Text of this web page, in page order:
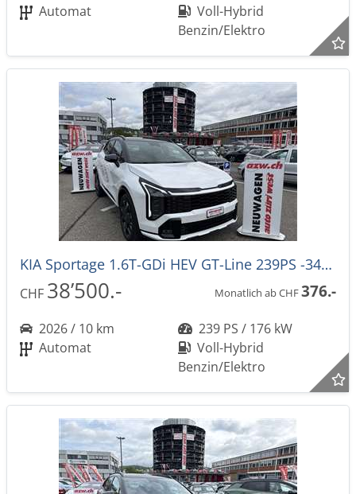
Automat
Voll-Hybrid
Benzin/Elektro
KIA Sportage 1.6T-GDi HEV GT-Line 239PS -34%! 4x4 Automat NEUES MODELL
CHF 38’500.- Monatlich ab CHF376.-
2026 / 10 km
239 PS / 176 kW
Automat
Voll-Hybrid
Benzin/Elektro